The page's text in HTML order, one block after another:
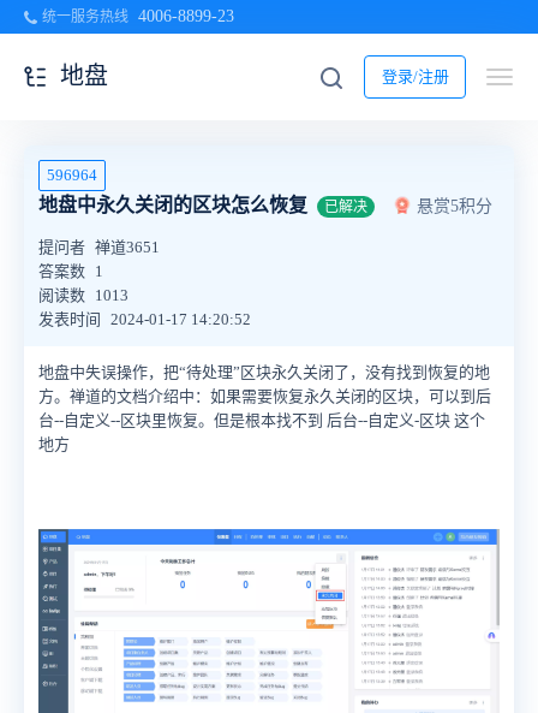
统一服务热线 4006-8899-23
登录/注册
地盘
596964
地盘中永久关闭的区块怎么恢复 已解决 悬赏5积分
提问者 禅道3651
答案数 1
阅读数 1013
发表时间
2024-01-17 14:20:52
地盘中失误操作，把“待处理”区块永久关闭了，没有找到恢复的地
方。禅道的文档介绍中： 如果需要恢复永久关闭的区块，可以到后
台--自定义--区块里恢复。但是根本找不到 后台--自定义-区块 这个
地方